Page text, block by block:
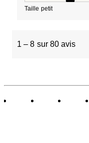
Taille petit
1 – 8 sur 80 avis